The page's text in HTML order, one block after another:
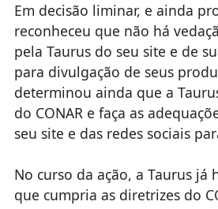
Em decisão liminar, e ainda
reconheceu que não há
pela Taurus do seu site e de
para divulgação de seus
determinou ainda que a
do CONAR e faça as
seu site e das redes sociais
No curso da ação, a Taurus já
que cumpria as diretrizes do